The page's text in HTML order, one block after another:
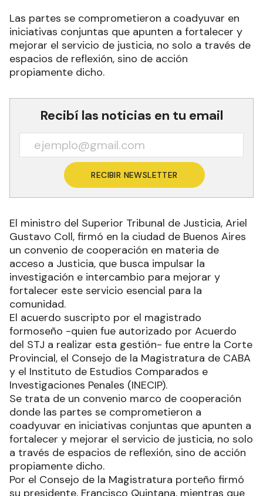
Las partes se comprometieron a coadyuvar en
iniciativas conjuntas que apunten a fortalecer y
mejorar el servicio de justicia, no solo a través de
espacios de reflexión, sino de acción
propiamente dicho.
Recibí las noticias en tu email
RECIBIR NEWSLETTER
El ministro del Superior Tribunal de Justicia, Ariel
Gustavo Coll, firmó en la ciudad de Buenos Aires
un convenio de cooperación en materia de
acceso a Justicia, que busca impulsar la
investigación e intercambio para mejorar y
fortalecer este servicio esencial para la
comunidad.
El acuerdo suscripto por el magistrado
formoseño -quien fue autorizado por Acuerdo
del STJ a realizar esta gestión- fue entre la Corte
Provincial, el Consejo de la Magistratura de CABA
y el Instituto de Estudios Comparados e
Investigaciones Penales (INECIP).
Se trata de un convenio marco de cooperación
donde las partes se comprometieron a
coadyuvar en iniciativas conjuntas que apunten a
fortalecer y mejorar el servicio de justicia, no solo
a través de espacios de reflexión, sino de acción
propiamente dicho.
Por el Consejo de la Magistratura porteño firmó